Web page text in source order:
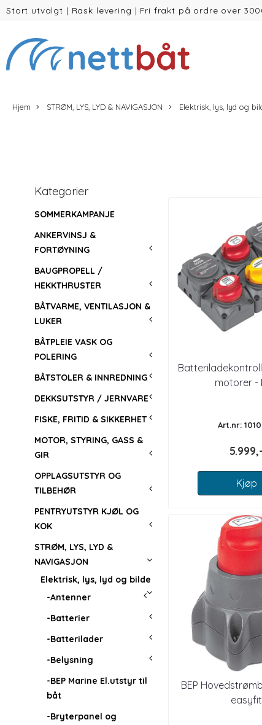
Stort utvalgt | Rask levering | Fri frakt på ordre over
Hjem STRØM, LYS, LYD & NAVIGASJON Elektrisk, lys, lyd og
Kategorier
SOMMERKAMPANJE
ANKERVINSJ &
FORTØYNING
BAUGPROPELL /
HEKKTHRUSTER
BÅTVARME, VENTILASJON &
LUKER
BÅTPLEIE VASK OG
POLERING
BÅTSTOLER & INNREDNING
DEKKSUTSTYR / JERNVARE
FISKE, FRITID & SIKKERHET
MOTOR, STYRING, GASS &
GIR
OPPLAGSUTSTYR OG
TILBEHØR
PENTRYUTSTYR KJØL OG
KOK
STRØM, LYS, LYD &
NAVIGASJON
Elektrisk, lys, lyd og bilde
-Antenner
-Batterier
-Batterilader
-Belysning
-BEP Marine El.utstyr til
båt
-Bryterpanel og
motorer -
Art.nr:
5.999,-
Kjøp
BEP
easyfit